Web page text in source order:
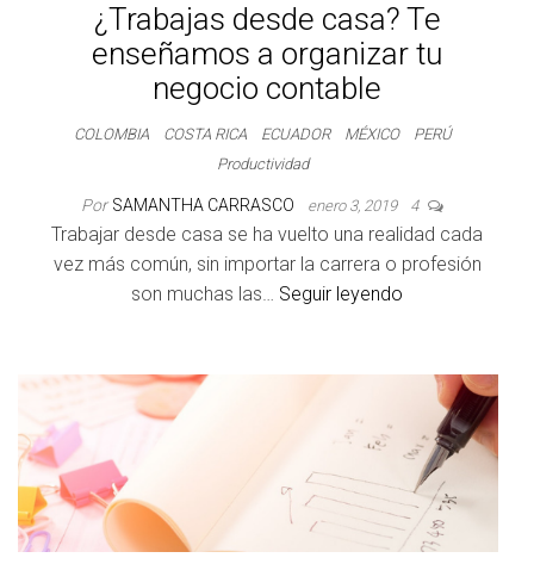
¿Trabajas desde casa? Te
enseñamos a organizar tu
negocio contable
COLOMBIA COSTA RICA ECUADOR MÉXICO
PERÚ
Productividad
Por SAMANTHA CARRASCO enero 3, 2019 4
Trabajar desde casa se ha vuelto una realidad cada
vez más común, sin importar la carrera o profesión
son muchas las… Seguir leyendo